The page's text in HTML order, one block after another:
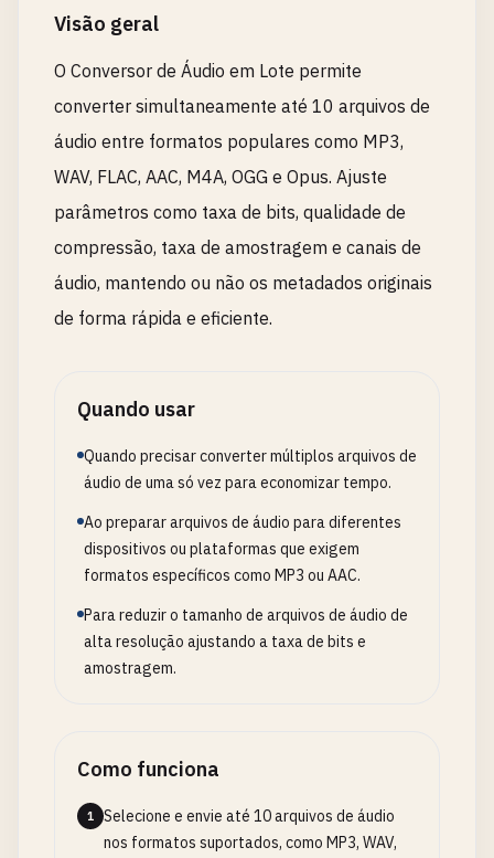
Visão geral
O Conversor de Áudio em Lote permite
converter simultaneamente até 10 arquivos de
áudio entre formatos populares como MP3,
WAV, FLAC, AAC, M4A, OGG e Opus. Ajuste
parâmetros como taxa de bits, qualidade de
compressão, taxa de amostragem e canais de
áudio, mantendo ou não os metadados originais
de forma rápida e eficiente.
Quando usar
Quando precisar converter múltiplos arquivos de
áudio de uma só vez para economizar tempo.
Ao preparar arquivos de áudio para diferentes
dispositivos ou plataformas que exigem
formatos específicos como MP3 ou AAC.
Para reduzir o tamanho de arquivos de áudio de
alta resolução ajustando a taxa de bits e
amostragem.
Como funciona
1
Selecione e envie até 10 arquivos de áudio
nos formatos suportados, como MP3, WAV,